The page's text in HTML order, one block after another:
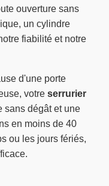
ouverture sans
un cylindre
fiabilité et notre
d'une porte
votre serrurier
sans dégât et une
en moins de 40
ou les jours fériés,